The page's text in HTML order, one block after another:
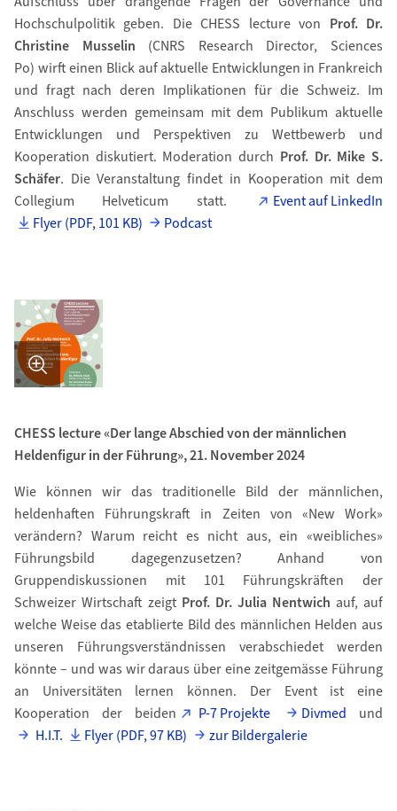
Hochschulpolitik geben. Die CHESS lecture von Prof. Dr.
Christine Musselin (CNRS Research Director, Sciences
Po) wirft einen Blick auf aktuelle Entwicklungen in Frankreich
und fragt nach deren Implikationen für die Schweiz. Im
Anschluss werden gemeinsam mit dem Publikum aktuelle
Entwicklungen und Perspektiven zu Wettbewerb und
Kooperation diskutiert. Moderation durch Prof. Dr. Mike S.
Schäfer. Die Veranstaltung findet in Kooperation mit dem
Collegium Helveticum statt.
Event auf LinkedIn
Flyer (PDF, 101 KB)
Podcast
Bild in Detailansicht �ffnen
CHESS lecture «Der lange Abschied von der männlichen
Heldenfigur in der Führung», 21. November 2024
Wie können wir das traditionelle Bild der männlichen,
heldenhaften Führungskraft in Zeiten von «New Work»
verändern? Warum reicht es nicht aus, ein «weibliches»
Führungsbild dagegenzusetzen? Anhand von
Gruppendiskussionen mit 101 Führungskräften der
Schweizer Wirtschaft zeigt Prof. Dr. Julia Nentwich auf, auf
welche Weise das etablierte Bild des männlichen Helden aus
unseren Führungsverständnissen verabschiedet werden
könnte– und was wir daraus über eine zeitgemässe Führung
an Universitäten lernen können. Der Event ist eine
Kooperation der beiden
P-7 Projekte Divmed und
H.I.T.
Flyer (PDF, 97 KB) zur Bildergalerie